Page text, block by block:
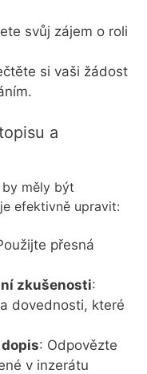
svůj zájem o roli
si vaši žádost
a
měly být
efektivně upravit:
přesná
zkušenosti:
dovednosti, které
: Odpovězte
v inzerátu